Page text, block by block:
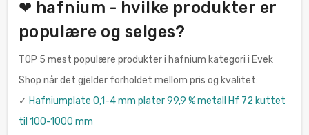
❤ hafnium - hvilke produkter er
populære og selges?
TOP 5 mest populære produkter i hafnium kategori i Evek
Shop når det gjelder forholdet mellom pris og kvalitet:
✓ Hafniumplate 0,1-4 mm plater 99,9 % metall Hf 72 kuttet
til 100-1000 mm